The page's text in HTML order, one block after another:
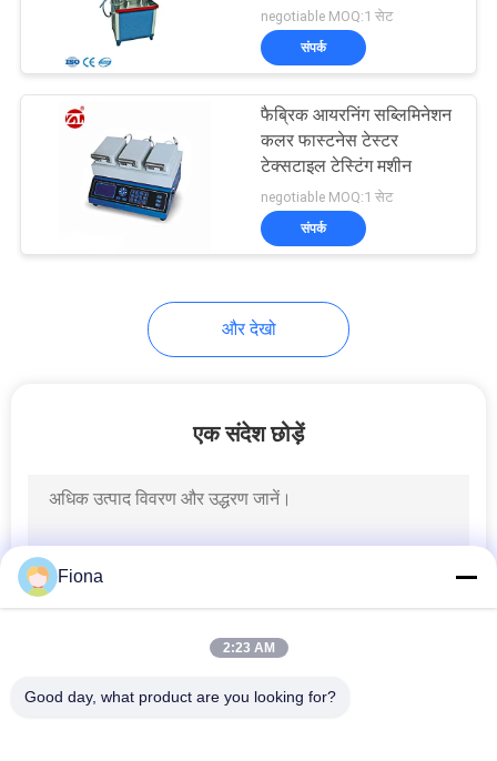
पारगम्यता परीक्षण मशीन
negotiable MOQ:1 सेट
संपर्क
फैब्रिक आयरनिंग सब्लिमिनेशन
कलर फास्टनेस टेस्टर
टेक्सटाइल टेस्टिंग मशीन
negotiable MOQ:1 सेट
संपर्क
और देखो
एक संदेश छोड़ें
Fiona
2:23 AM
Good day, what product are you looking for?